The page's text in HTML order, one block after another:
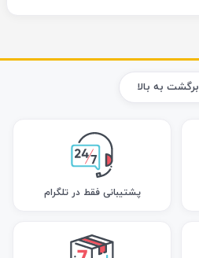
برگشت به بالا
پشتیبانی فقط در تلگرام